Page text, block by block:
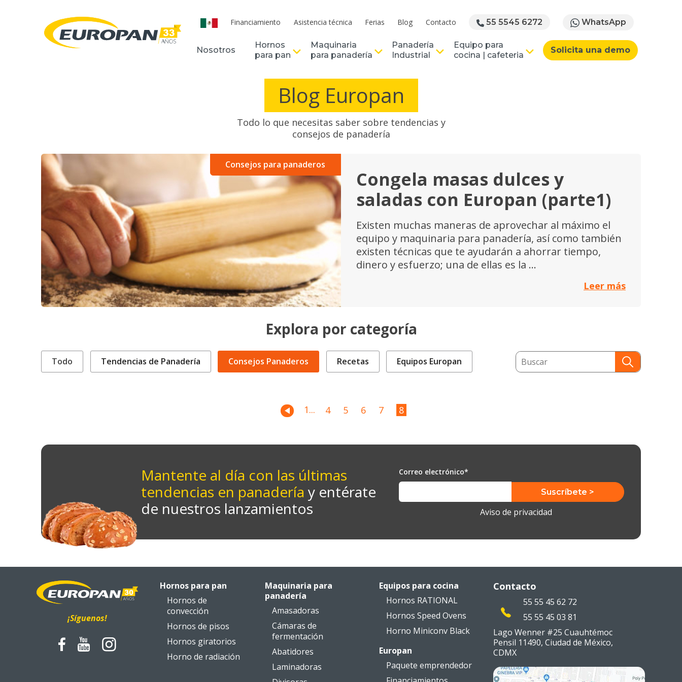
Financiamiento Asistencia técnica Ferias Blog Contacto 55 5545 6272 WhatsApp
Nosotros
Hornos
para pan
Maquinaria
para panadería
Panadería
Industrial
Equipo para
cocina | cafeteria
Solicita una demo
Blog Europan
Todo lo que necesitas saber sobre tendencias y
consejos de panadería
Consejos para panaderos
Congela masas dulces y
saladas con Europan (parte1)
Existen muchas maneras de aprovechar al máximo el
equipo y maquinaria para panadería, así como también
existen técnicas que te ayudarán a ahorrar tiempo,
dinero y esfuerzo; una de ellas es la ...
Leer más
Explora por categoría
Todo Tendencias de Panadería Consejos Panaderos Recetas Equipos Europan This is a search field with an auto-
1... 4 5 6 7 8
Mantente al día con las últimas
tendencias en panadería y entérate
de nuestros lanzamientos
Correo electrónico*
Aviso de privacidad
¡Síguenos!
Hornos para pan
Hornos de
convección
Hornos de pisos
Hornos giratorios
Horno de radiación
Maquinaria para
panadería
Amasadoras
Cámaras de
fermentación
Abatidores
Laminadoras
Equipos para cocina
Hornos RATIONAL
Hornos Speed Ovens
Horno Miniconv Black
Europan
Paquete emprendedor
Contacto
55 55 45 62 72
55 55 45 03 81
Lago Wenner #25 Cuauhtémoc
Pensil 11490, Ciudad de México,
CDMX